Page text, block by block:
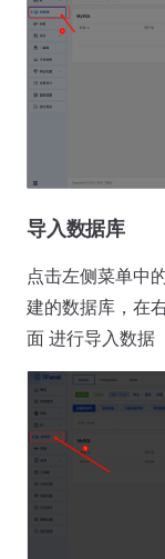
导入数据库
点击左侧菜单中
建的数据库，在
面 进行导入数据